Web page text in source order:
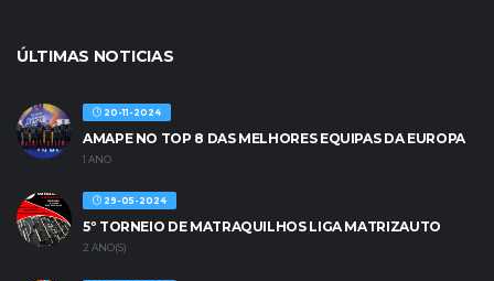
ÚLTIMAS NOTICIAS
20-11-2024
AMAPE NO TOP 8 DAS MELHORES EQUIPAS DA EUROPA
1 ANO
29-05-2024
5º TORNEIO DE MATRAQUILHOS LIGA MATRIZAUTO
2 ANO(S)